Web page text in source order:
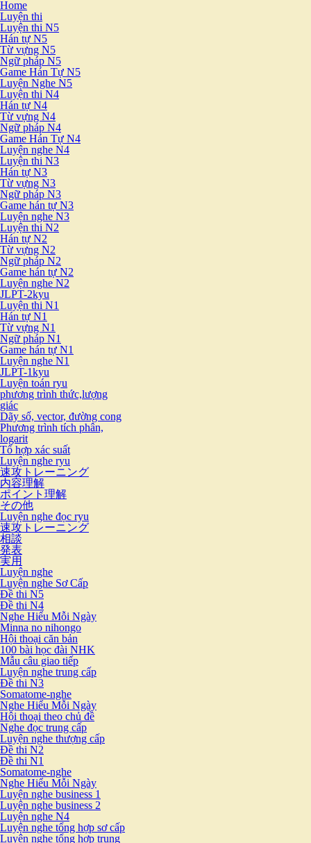
Home
Luyện thi
Luyện thi N5
Hán tự N5
Từ vựng N5
Ngữ pháp N5
Game Hán Tự N5
Luyện Nghe N5
Luyện thi N4
Hán tự N4
Từ vựng N4
Ngữ pháp N4
Game Hán Tự N4
Luyện nghe N4
Luyện thi N3
Hán tự N3
Từ vựng N3
Ngữ pháp N3
Game hán tự N3
Luyện nghe N3
Luyện thi N2
Hán tự N2
Từ vựng N2
Ngữ pháp N2
Game hán tự N2
Luyện nghe N2
JLPT-2kyu
Luyện thi N1
Hán tự N1
Từ vựng N1
Ngữ pháp N1
Game hán tự N1
Luyện nghe N1
JLPT-1kyu
Luyện toán ryu
phương trình thức,lượng
giác
Dãy số, vector, đường cong
Phương trình tích phân,
logarit
Tổ hợp xác suất
Luyện nghe ryu
速攻トレーニング
内容理解
ポイント理解
その他
Luyện nghe đọc ryu
速攻トレーニング
相談
発表
実用
Luyện nghe
Luyện nghe Sơ Cấp
Đề thi N5
Đề thi N4
Nghe Hiểu Mỗi Ngày
Minna no nihongo
Hội thoại căn bản
100 bài học đài NHK
Mẫu câu giao tiếp
Luyện nghe trung cấp
Đề thi N3
Somatome-nghe
Nghe Hiểu Mỗi Ngày
Hội thoại theo chủ đề
Nghe đọc trung cấp
Luyện nghe thượng cấp
Đề thi N2
Đề thi N1
Somatome-nghe
Nghe Hiểu Mỗi Ngày
Luyện nghe business 1
Luyện nghe business 2
Luyện nghe N4
Luyện nghe tổng hợp sơ cấp
Luyện nghe tổng hợp trung